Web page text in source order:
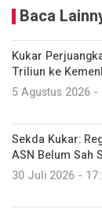
Baca
Kukar
Triliun ke
5 Agustus 2026 -
Sekda Kukar:
ASN Belum Sah
30 Juli 2026 -